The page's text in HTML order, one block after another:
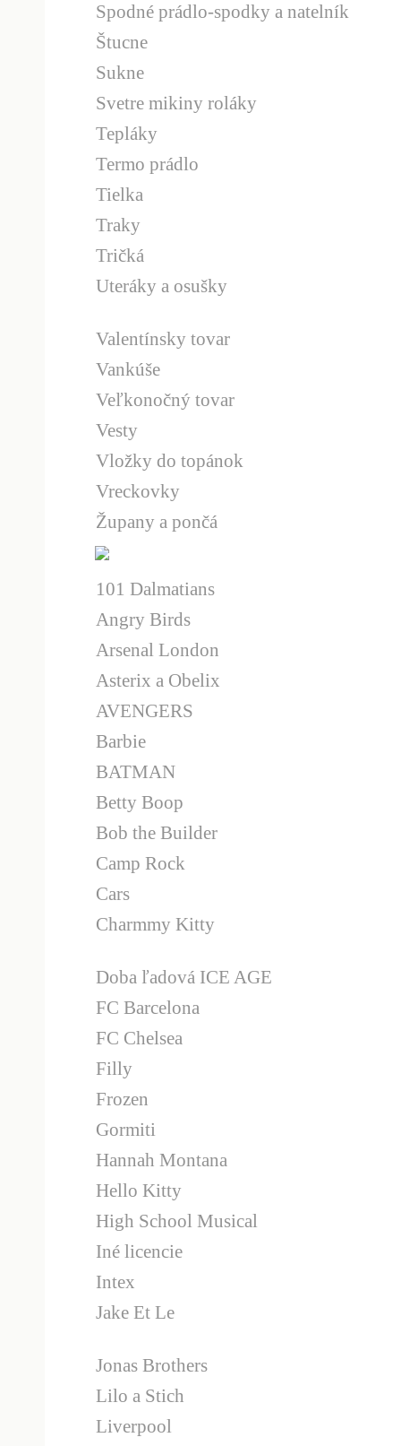
Spodné prádlo-spodky a natelník
Štucne
Sukne
Svetre mikiny roláky
Tepláky
Termo prádlo
Tielka
Traky
Tričká
Uteráky a osušky
Valentínsky tovar
Vankúše
Veľkonočný tovar
Vesty
Vložky do topánok
Vreckovky
Župany a pončá
101 Dalmatians
Angry Birds
Arsenal London
Asterix a Obelix
AVENGERS
Barbie
BATMAN
Betty Boop
Bob the Builder
Camp Rock
Cars
Charmmy Kitty
Doba ľadová ICE AGE
FC Barcelona
FC Chelsea
Filly
Frozen
Gormiti
Hannah Montana
Hello Kitty
High School Musical
Iné licencie
Intex
Jake Et Le
Jonas Brothers
Lilo a Stich
Liverpool